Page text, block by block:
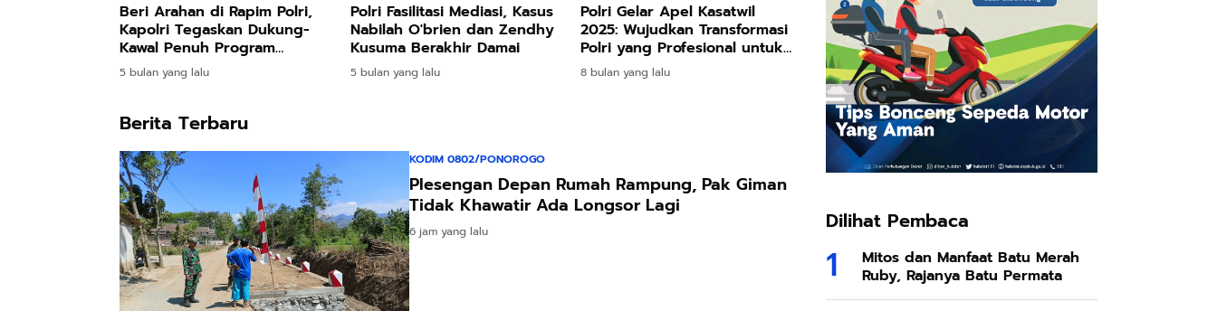
Beri Arahan di Rapim Polri,
Kapolri Tegaskan Dukung-
Kawal Penuh Program
Pemerintah
5 bulan yang lalu
Polri Fasilitasi Mediasi, Kasus
Nabilah O'brien dan Zendhy
Kusuma Berakhir Damai
5 bulan yang lalu
Polri Gelar Apel Kasatwil
2025: Wujudkan Transformasi
Polri yang Profesional untuk
Masyarakat
8 bulan yang lalu
Berita Terbaru
KODIM 0802/PONOROGO
Plesengan Depan Rumah Rampung, Pak Giman
Tidak Khawatir Ada Longsor Lagi
6 jam yang lalu Dilihat Pembaca
Mitos dan Manfaat Batu Merah
Ruby, Rajanya Batu Permata